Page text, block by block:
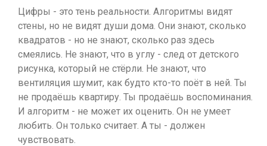
Цифры - это тень реальности. Алгоритмы видят
стены, но не видят души дома. Они знают, сколько
квадратов - но не знают, сколько раз здесь
смеялись. Не знают, что в углу - след от детского
рисунка, который не стёрли. Не знают, что
вентиляция шумит, как будто кто-то поёт в ней. Ты
не продаёшь квартиру. Ты продаёшь воспоминания.
И алгоритм - не может их оценить. Он не умеет
любить. Он только считает. А ты - должен
чувствовать.